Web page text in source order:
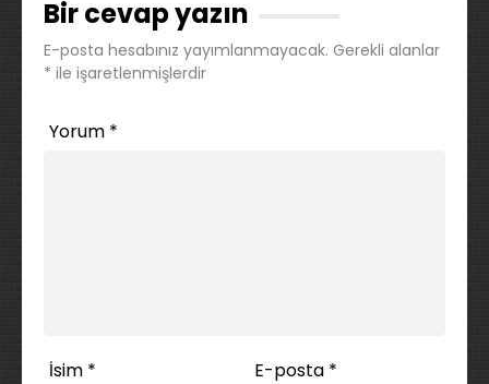
Bir cevap yazın
E-posta hesabınız yayımlanmayacak. Gerekli alanlar
* ile işaretlenmişlerdir
Yorum *
İsim * E-posta *